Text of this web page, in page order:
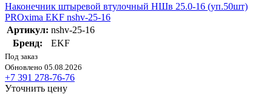
Наконечник штыревой втулочный НШв 25.0-16 (уп.50шт)
PROxima EKF nshv-25-16
Артикул: nshv-25-16
Бренд:
EKF
Под заказ
Обновлено 05.08.2026
+7 391 278-76-76
Уточнить цену